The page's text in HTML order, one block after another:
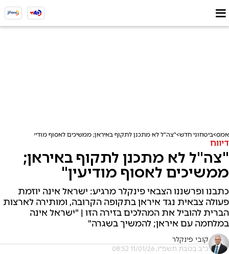
אמס ביטחוני חדש "צה"ל לא מתכנן לתקוף באיראן; ממשיכים לאסוף מודיעין"
דיווח
"צה"ל לא מתכנן לתקוף באיראן;
ממשיכים לאסוף מודיעין"
כתבנו ופרשננו הצבאי פינקלר מרגיע: ישראל אינה יוזמת
פעולה צבאית נגד איראן בתקופה הקרובה, ומותירה לארצות
הברית להוביל את המהלכים בזירה הזו | "ישראל אינה
במלחמה עם איראן; להמשיך בשגרה"
קובי פינקלר
כ"ב בטבת תשפ"ו, 11/01/26 08:52